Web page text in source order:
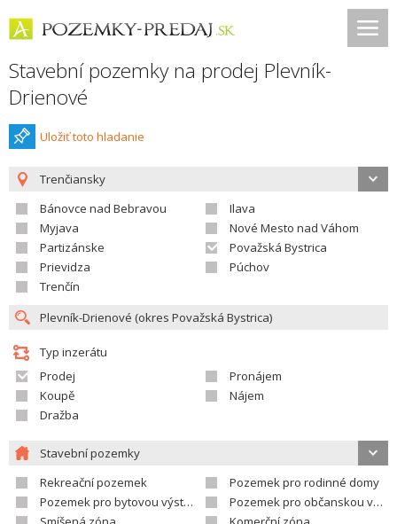
Stavební pozemky na prodej Plevník-
Drienové
Uložiť toto hladanie
Trenčiansky
Bánovce nad Bebravou
Ilava
Myjava
Nové Mesto nad Váhom
Partizánske
Považská Bystrica
Prievidza
Púchov
Trenčín
Typ inzerátu
Prodej
Pronájem
Koupě
Nájem
Dražba
Stavební pozemky
Rekreační pozemek
Pozemek pro rodinné domy
Pozemek pro bytovou výstavbu
Pozemek pro občanskou vybavenost